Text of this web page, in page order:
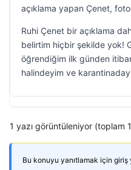
açıklama yapan Çenet,
Ruhi Çenet bir açıklama
belirtim hiçbir şekilde yok!
öğrendiğim ilk günden
halindeyim ve
1 yazı görüntüleniyor (toplam
Bu konuyu yanıtlamak için giriş